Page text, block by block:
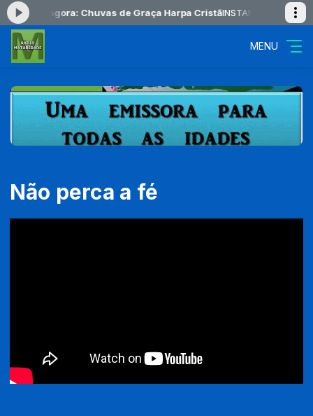
agora: Chuvas de Graça Harpa CristãINSTANTES COM
MENU
Não perca a fé